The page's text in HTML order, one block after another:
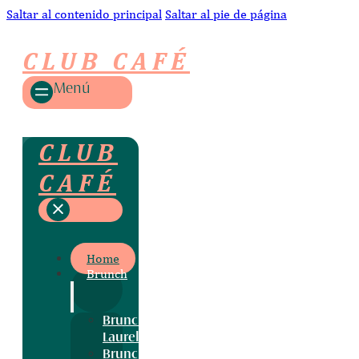
Saltar al contenido principal Saltar al pie de página
CLUB CAFÉ
Menú
CLUB
CAFÉ
Home
Brunch
Brunch
Laurel
Brunch